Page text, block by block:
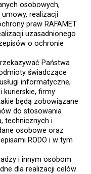
osobowych,
realizacji
praw RAFAMET
uzasadnionego
o ochronie
Państwa
świadczące
informatyczne,
kurierskie, firmy
będą zobowiązane
do stosowania
technicznych i
osobowe oraz
RODO i w tym
i innym osobom
dla realizacji celów